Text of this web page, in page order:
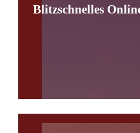
Blitzschnelles